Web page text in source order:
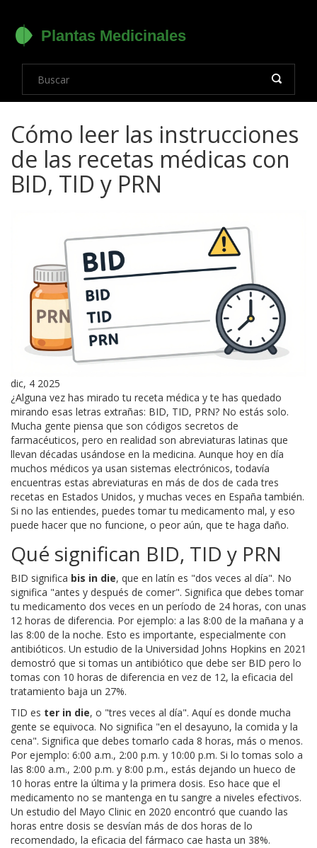
Cómo leer las instrucciones
de las recetas médicas con
BID, TID y PRN
dic, 4 2025
¿Alguna vez has mirado tu receta médica y te has quedado
mirando esas letras extrañas: BID, TID, PRN? No estás solo.
Mucha gente piensa que son códigos secretos de
farmacéuticos, pero en realidad son abreviaturas latinas que
llevan décadas usándose en la medicina. Aunque hoy en día
muchos médicos ya usan sistemas electrónicos, todavía
encuentras estas abreviaturas en más de dos de cada tres
recetas en Estados Unidos, y muchas veces en España también.
Si no las entiendes, puedes tomar tu medicamento mal, y eso
puede hacer que no funcione, o peor aún, que te haga daño.
Qué significan BID, TID y PRN
BID significa bis in die, que en latín es "dos veces al día". No
significa "antes y después de comer". Significa que debes tomar
tu medicamento dos veces en un período de 24 horas, con unas
12 horas de diferencia. Por ejemplo: a las 8:00 de la mañana y a
las 8:00 de la noche. Esto es importante, especialmente con
antibióticos. Un estudio de la Universidad Johns Hopkins en 2021
demostró que si tomas un antibiótico que debe ser BID pero lo
tomas con 10 horas de diferencia en vez de 12, la eficacia del
tratamiento baja un 27%.
TID es ter in die, o "tres veces al día". Aquí es donde mucha
gente se equivoca. No significa "en el desayuno, la comida y la
cena". Significa que debes tomarlo cada 8 horas, más o menos.
Por ejemplo: 6:00 a.m., 2:00 p.m. y 10:00 p.m. Si lo tomas solo a
las 8:00 a.m., 2:00 p.m. y 8:00 p.m., estás dejando un hueco de
10 horas entre la última y la primera dosis. Eso hace que el
medicamento no se mantenga en tu sangre a niveles efectivos.
Un estudio del Mayo Clinic en 2020 encontró que cuando las
horas entre dosis se desvían más de dos horas de lo
recomendado, la eficacia del fármaco cae hasta un 38%.